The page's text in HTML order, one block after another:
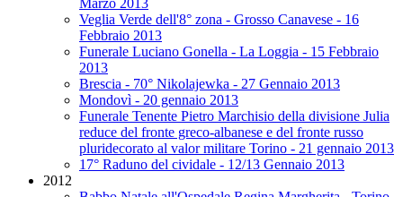
Veglia Verde dell'8° zona - Grosso Canavese - 16
Febbraio 2013
Funerale Luciano Gonella - La Loggia - 15 Febbraio
2013
Brescia - 70° Nikolajewka - 27 Gennaio 2013
Mondovì - 20 gennaio 2013
Funerale Tenente Pietro Marchisio della divisione Julia
reduce del fronte greco-albanese e del fronte russo
pluridecorato al valor militare Torino - 21 gennaio 2013
17° Raduno del cividale - 12/13 Gennaio 2013
2012